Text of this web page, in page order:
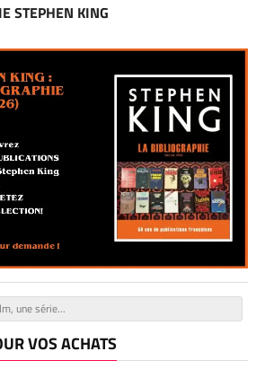
STEPHEN KING
VOS ACHATS